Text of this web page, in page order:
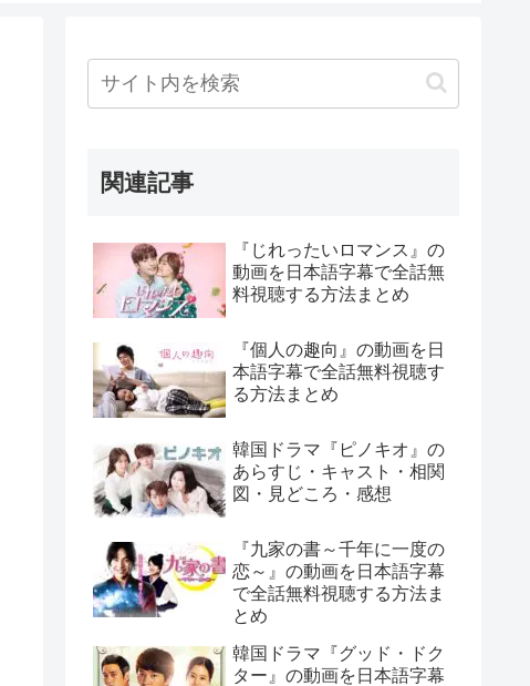
関連記事
『じれったいロマンス』の
動画を日本語字幕で全話無
料視聴する方法まとめ
『個人の趣向』の動画を日
本語字幕で全話無料視聴す
る方法まとめ
韓国ドラマ『ピノキオ』の
あらすじ・キャスト・相関
図・見どころ・感想
『九家の書～千年に一度の
恋～』の動画を日本語字幕
で全話無料視聴する方法ま
とめ
韓国ドラマ『グッド・ドク
ター』の動画を日本語字幕